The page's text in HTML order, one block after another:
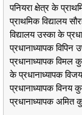
पनियरा क्षेत्र के
प्राथमिक विद्यालय
विद्यालय उस्का के
प्रधानाध्यापक विपिन
प्रधानाध्यापक विमल
के प्रधानाध्यापक
प्रधानाध्यापक विनय
प्रधानाध्यापक अमित